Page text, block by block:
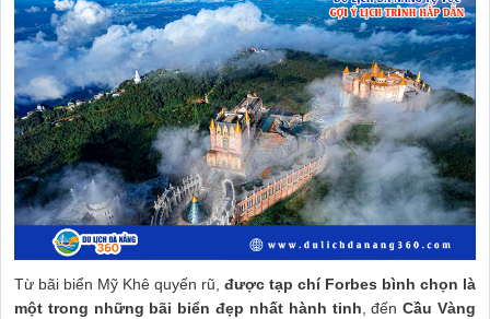
Từ bãi biển Mỹ Khê quyến rũ, được tạp chí Forbes bình chọn là
một trong những bãi biển đẹp nhất hành tinh , đếnCầu Vàng